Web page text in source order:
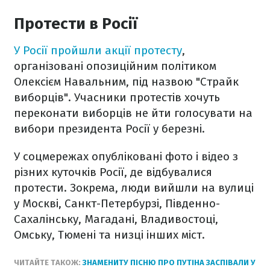
Протести в Росії
У Росії пройшли акції протесту,
організовані опозиційним політиком
Олексієм Навальним, під назвою "Страйк
виборців". Учасники протестів хочуть
переконати виборців не йти голосувати на
вибори президента Росії у березні.
У соцмережах опубліковані фото і відео з
різних куточків Росії, де відбувалися
протести. Зокрема, люди вийшли на вулиці
у Москві, Санкт-Петербурзі, Південно-
Сахалінську, Магадані, Владивостоці,
Омську, Тюмені та низці інших міст.
ЧИТАЙТЕ ТАКОЖ:ЗНАМЕНИТУ ПІСНЮ ПРО ПУТІНА ЗАСПІВАЛИ У